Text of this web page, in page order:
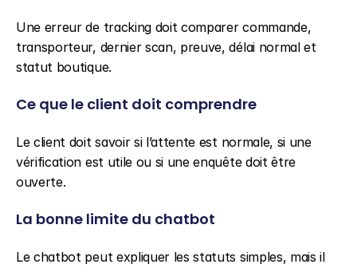
Une erreur de tracking doit comparer commande,
transporteur, dernier scan, preuve, délai normal et
statut boutique.
Ce que le client doit comprendre
Le client doit savoir si l’attente est normale, si une
vérification est utile ou si une enquête doit être
ouverte.
La bonne limite du chatbot
Le chatbot peut expliquer les statuts simples, mais il